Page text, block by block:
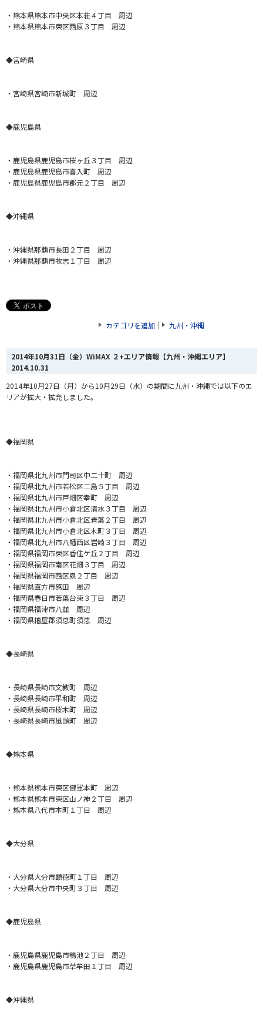
・熊本県熊本市中央区本荘４丁目 周辺
・熊本県熊本市東区西原３丁目 周辺
◆宮崎県
・宮崎県宮崎市新城町 周辺
◆鹿児島県
・鹿児島県鹿児島市桜ヶ丘３丁目 周辺
・鹿児島県鹿児島市喜入町 周辺
・鹿児島県鹿児島市郡元２丁目 周辺
◆沖縄県
・沖縄県那覇市長田２丁目 周辺
・沖縄県那覇市牧志１丁目 周辺
カテゴリを追加 ｜ 九州・沖縄
2014年10月31日（金）WiMAX ２+エリア情報【九州・沖縄エリア】
2014.10.31
2014年10月27日（月）から10月29日（水） の期間に九州・沖縄では以下のエ
リアが拡大・拡充しました。
◆福岡県
・福岡県北九州市門司区中二十町 周辺
・福岡県北九州市若松区二島５丁目 周辺
・福岡県北九州市戸畑区幸町 周辺
・福岡県北九州市小倉北区清水３丁目 周辺
・福岡県北九州市小倉北区青葉２丁目 周辺
・福岡県北九州市小倉北区木町３丁目 周辺
・福岡県北九州市八幡西区岩崎３丁目 周辺
・福岡県福岡市東区香住ケ丘２丁目 周辺
・福岡県福岡市南区花畑３丁目 周辺
・福岡県福岡市西区泉２丁目 周辺
・福岡県直方市感田 周辺
・福岡県春日市若葉台東３丁目 周辺
・福岡県福津市八並 周辺
・福岡県糟屋郡須恵町須恵 周辺
◆長崎県
・長崎県長崎市文教町 周辺
・長崎県長崎市平和町 周辺
・長崎県長崎市桜木町 周辺
・長崎県長崎市風頭町 周辺
◆熊本県
・熊本県熊本市東区健軍本町 周辺
・熊本県熊本市東区山ノ神２丁目 周辺
・熊本県八代市本町１丁目 周辺
◆大分県
・大分県大分市顕徳町１丁目 周辺
・大分県大分市中央町３丁目 周辺
◆鹿児島県
・鹿児島県鹿児島市鴨池２丁目 周辺
・鹿児島県鹿児島市草牟田１丁目 周辺
◆沖縄県